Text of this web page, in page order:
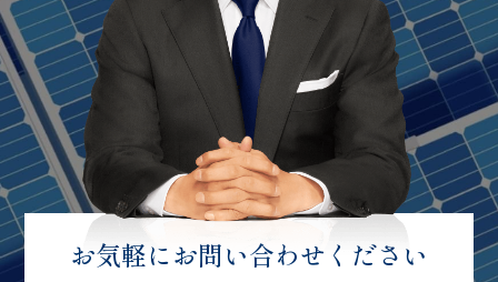
お気軽にお問い合わせください